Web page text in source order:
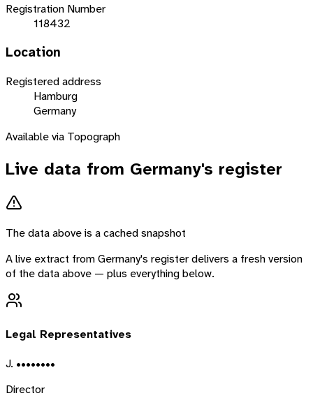
Registration Number
118432
Location
Registered address
Hamburg
Germany
Available via Topograph
Live data from Germany's register
The data above is a cached snapshot
A live extract fromGermany's register delivers a fresh version
of the data above — plus everything below.
Legal Representatives
J. ••••••••
Director